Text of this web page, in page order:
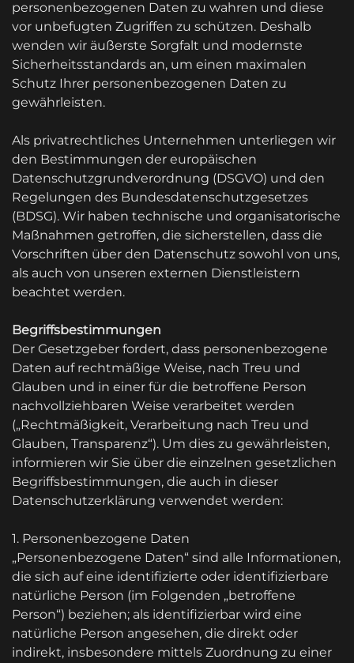
personenbezogenen Daten zu wahren und diese
vor unbefugten Zugriffen zu schützen. Deshalb
wenden wir äußerste Sorgfalt und modernste
Sicherheitsstandards an, um einen maximalen
Schutz Ihrer personenbezogenen Daten zu
gewährleisten.
Als privatrechtliches Unternehmen unterliegen wir
den Bestimmungen der europäischen
Datenschutzgrundverordnung (DSGVO) und den
Regelungen des Bundesdatenschutzgesetzes
(BDSG). Wir haben technische und organisatorische
Maßnahmen getroffen, die sicherstellen, dass die
Vorschriften über den Datenschutz sowohl von uns,
als auch von unseren externen Dienstleistern
beachtet werden.
Begriffsbestimmungen
Der Gesetzgeber fordert, dass personenbezogene
Daten auf rechtmäßige Weise, nach Treu und
Glauben und in einer für die betroffene Person
nachvollziehbaren Weise verarbeitet werden
(„Rechtmäßigkeit, Verarbeitung nach Treu und
Glauben, Transparenz“). Um dies zu gewährleisten,
informieren wir Sie über die einzelnen gesetzlichen
Begriffsbestimmungen, die auch in dieser
Datenschutzerklärung verwendet werden:
1. Personenbezogene Daten
„Personenbezogene Daten“ sind alle Informationen,
die sich auf eine identifizierte oder identifizierbare
natürliche Person (im Folgenden „betroffene
Person“) beziehen; als identifizierbar wird eine
natürliche Person angesehen, die direkt oder
indirekt, insbesondere mittels Zuordnung zu einer